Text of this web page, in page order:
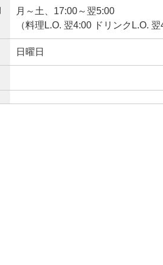
月～土、17:00～翌5:00
（料理L.O. 翌4:00 ドリンクL.O. 翌
日曜日